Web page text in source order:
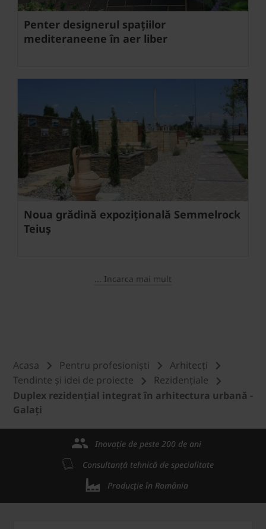
Penter designerul spațiilor
mediteraneene în aer liber
Noua grădină expozițională Semmelrock
Teiuș
... Incarca mai mult
Acasa Pentru profesioniști
Arhitecți
Tendinte și idei de proiecte
Rezidențiale
Duplex rezidențial integrat în arhitectura urbană -
Galați
Inovație de peste 200 de ani
Consultanță tehnică de specialitate
Producție în România